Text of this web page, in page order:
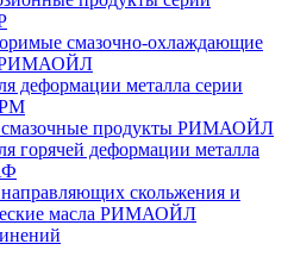
смазочно-охлаждающие
РИМАОЙЛ
деформации металла серии
продукты РИМАОЙЛ
горячей деформации металла
скольжения и
масла РИМАОЙЛ